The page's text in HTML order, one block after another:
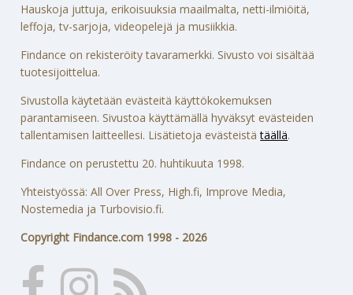
Hauskoja juttuja, erikoisuuksia maailmalta, netti-ilmiöitä,
leffoja, tv-sarjoja, videopelejä ja musiikkia.
Findance on rekisteröity tavaramerkki. Sivusto voi sisältää
tuotesijoittelua.
Sivustolla käytetään evästeitä käyttökokemuksen
parantamiseen. Sivustoa käyttämällä hyväksyt evästeiden
tallentamisen laitteellesi. Lisätietoja evästeistätäällä.
Findance on perustettu 20. huhtikuuta 1998.
Yhteistyössä: All Over Press, High.fi, Improve Media,
Nostemedia ja Turbovisio.fi.
Copyright Findance.com 1998 - 2026